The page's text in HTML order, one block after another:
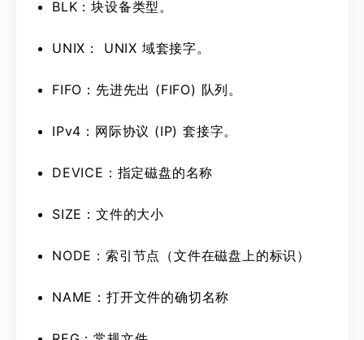
BLK：块设备类型。
UNIX： UNIX 域套接字。
FIFO：先进先出 (FIFO) 队列。
IPv4：网际协议 (IP) 套接字。
DEVICE：指定磁盘的名称
SIZE：文件的大小
NODE：索引节点（文件在磁盘上的标识）
NAME：打开文件的确切名称